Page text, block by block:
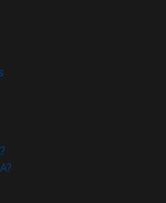
ventana)
(abre en nueva ventana)
en nueva ventana)